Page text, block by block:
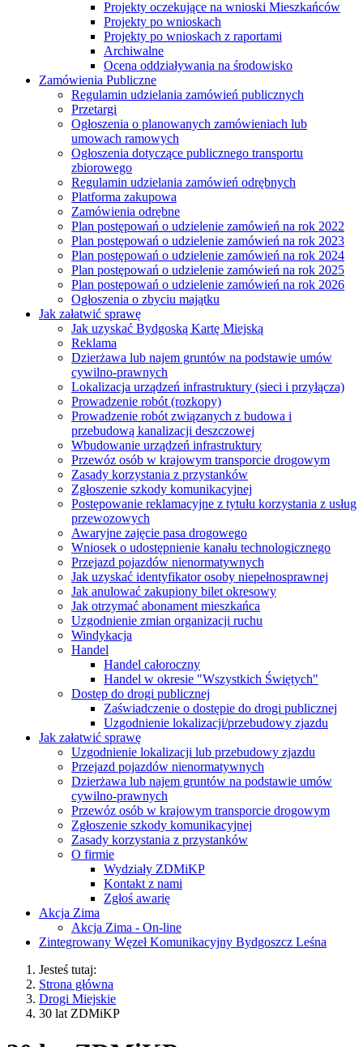
Projekty oczekujące na wnioski Mieszkańców
Projekty po wnioskach
Projekty po wnioskach z raportami
Archiwalne
Ocena oddziaływania na środowisko
Zamówienia Publiczne
Regulamin udzielania zamówień publicznych
Przetargi
Ogłoszenia o planowanych zamówieniach lub
umowach ramowych
Ogłoszenia dotyczące publicznego transportu
zbiorowego
Regulamin udzielania zamówień odrębnych
Platforma zakupowa
Zamówienia odrębne
Plan postępowań o udzielenie zamówień na rok 2022
Plan postępowań o udzielenie zamówień na rok 2023
Plan postępowań o udzielenie zamówień na rok 2024
Plan postępowań o udzielenie zamówień na rok 2025
Plan postępowań o udzielenie zamówień na rok 2026
Ogłoszenia o zbyciu majątku
Jak załatwić sprawę
Jak uzyskać Bydgoską Kartę Miejską
Reklama
Dzierżawa lub najem gruntów na podstawie umów
cywilno-prawnych
Lokalizacja urządzeń infrastruktury (sieci i przyłącza)
Prowadzenie robót (rozkopy)
Prowadzenie robót związanych z budowa i
przebudową kanalizacji deszczowej
Wbudowanie urządzeń infrastruktury
Przewóz osób w krajowym transporcie drogowym
Zasady korzystania z przystanków
Zgłoszenie szkody komunikacyjnej
Postępowanie reklamacyjne z tytułu korzystania z usług
przewozowych
Awaryjne zajęcie pasa drogowego
Wniosek o udostępnienie kanału technologicznego
Przejazd pojazdów nienormatywnych
Jak uzyskać identyfikator osoby niepełnosprawnej
Jak anulować zakupiony bilet okresowy
Jak otrzymać abonament mieszkańca
Uzgodnienie zmian organizacji ruchu
Windykacja
Handel
Handel całoroczny
Handel w okresie "Wszystkich Świętych"
Dostęp do drogi publicznej
Zaświadczenie o dostępie do drogi publicznej
Uzgodnienie lokalizacji/przebudowy zjazdu
Jak załatwić sprawę
Uzgodnienie lokalizacji lub przebudowy zjazdu
Przejazd pojazdów nienormatywnych
Dzierżawa lub najem gruntów na podstawie umów
cywilno-prawnych
Przewóz osób w krajowym transporcie drogowym
Zgłoszenie szkody komunikacyjnej
Zasady korzystania z przystanków
O firmie
Wydziały ZDMiKP
Kontakt z nami
Zgłoś awarię
Akcja Zima
Akcja Zima - On-line
Zintegrowany Węzeł Komunikacyjny Bydgoszcz Leśna
Jesteś tutaj:
Strona główna
Drogi Miejskie
30 lat ZDMiKP